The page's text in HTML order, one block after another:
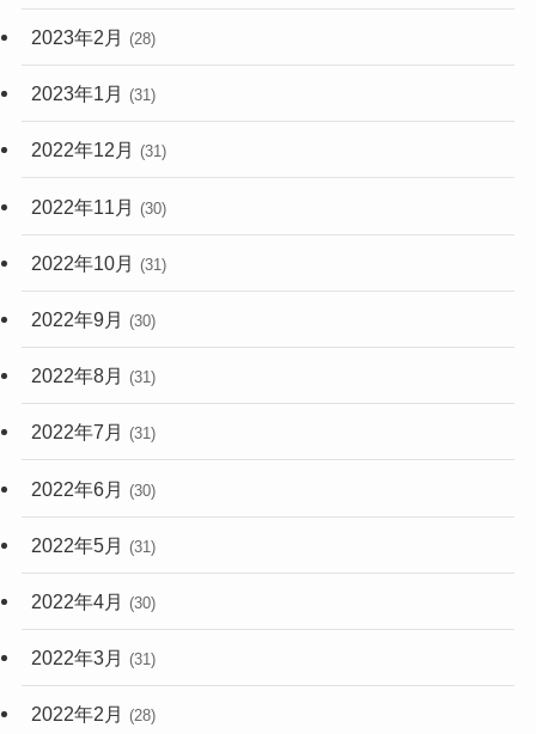
2023年2月 (28)
2023年1月 (31)
2022年12月 (31)
2022年11月 (30)
2022年10月 (31)
2022年9月 (30)
2022年8月 (31)
2022年7月 (31)
2022年6月 (30)
2022年5月 (31)
2022年4月 (30)
2022年3月 (31)
2022年2月 (28)